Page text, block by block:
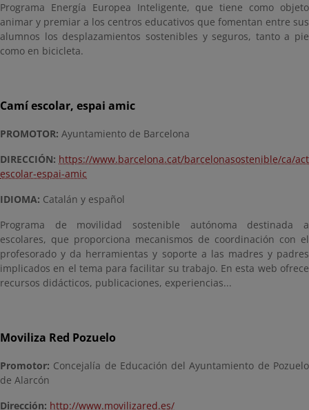
Programa Energía Europea Inteligente, que tiene como objeto
animar y premiar a los centros educativos que fomentan entre sus
alumnos los desplazamientos sostenibles y seguros, tanto a pie
como en bicicleta.
Camí escolar, espai amic
PROMOTOR: Ayuntamiento de Barcelona
DIRECCIÓN: https://www.barcelona.cat/barcelonasostenible/ca/
escolar-espai-amic
IDIOMA: Catalán y español
Programa de movilidad sostenible autónoma destinada a
escolares, que proporciona mecanismos de coordinación con el
profesorado y da herramientas y soporte a las madres y padres
implicados en el tema para facilitar su trabajo. En esta web ofrece
recursos didácticos, publicaciones, experiencias...
Moviliza Red Pozuelo
Promotor: Concejalía de Educación del Ayuntamiento de Pozuelo
de Alarcón
Dirección: http://www.movilizared.es/